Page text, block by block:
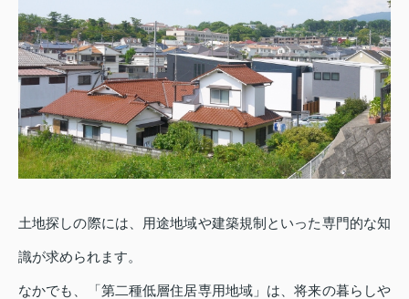
土地探しの際には、用途地域や建築規制といった専門的な知
識が求められます。
なかでも、「第二種低層住居専用地域」は、将来の暮らしや